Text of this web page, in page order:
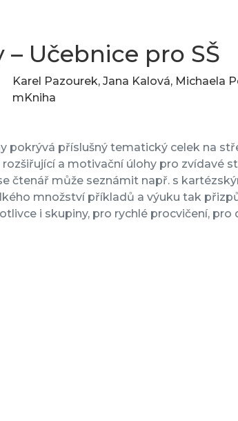
– Učebnice pro SŠ
Karel Pazourek, Jana Kalová, Michaela
mKniha
pokrývá příslušný tematický celek na
a motivační úlohy pro zvídavé
čtenář může seznámit např. s
množství příkladů a výuku tak
i skupiny, pro rychlé procvičení,